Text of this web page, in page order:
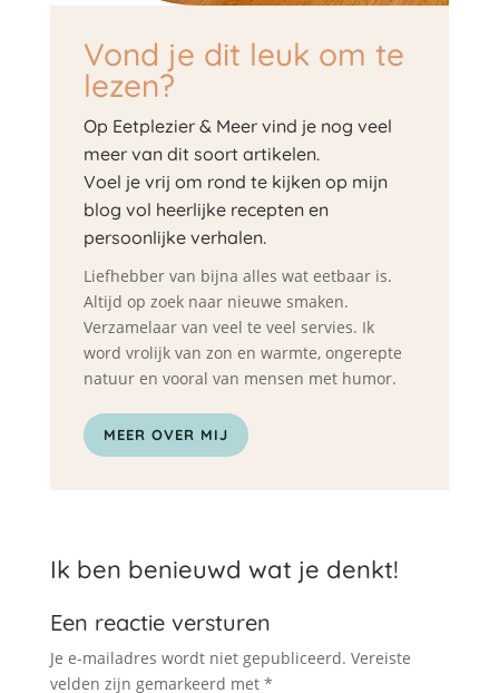
Vond je dit leuk om te
lezen?
Op Eetplezier & Meer vind je nog veel
meer van dit soort artikelen.
Voel je vrij om rond te kijken op mijn
blog vol heerlijke recepten en
persoonlijke verhalen.
Liefhebber van bijna alles wat eetbaar is.
Altijd op zoek naar nieuwe smaken.
Verzamelaar van veel te veel servies. Ik
word vrolijk van zon en warmte, ongerepte
natuur en vooral van mensen met humor.
MEER OVER MIJ
Ik ben benieuwd wat je denkt!
Een reactie versturen
Je e-mailadres wordt niet gepubliceerd. Vereiste
velden zijn gemarkeerd met *